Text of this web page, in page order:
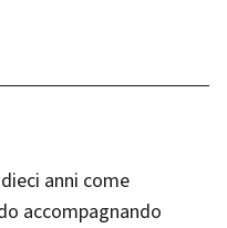
anni come
accompagnando